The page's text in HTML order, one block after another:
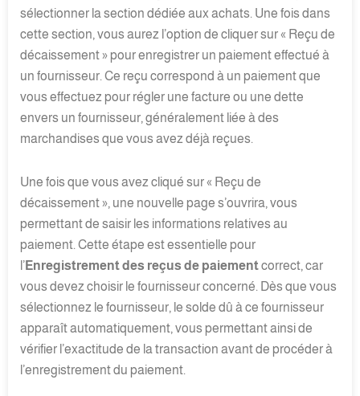
sélectionner la section dédiée aux achats. Une fois dans
cette section, vous aurez l’option de cliquer sur « Reçu de
décaissement » pour enregistrer un paiement effectué à
un fournisseur. Ce reçu correspond à un paiement que
vous effectuez pour régler une facture ou une dette
envers un fournisseur, généralement liée à des
marchandises que vous avez déjà reçues.
Une fois que vous avez cliqué sur « Reçu de
décaissement », une nouvelle page s’ouvrira, vous
permettant de saisir les informations relatives au
paiement. Cette étape est essentielle pour
l’Enregistrement des reçus de paiementcorrect, car
vous devez choisir le fournisseur concerné. Dès que vous
sélectionnez le fournisseur, le solde dû à ce fournisseur
apparaît automatiquement, vous permettant ainsi de
vérifier l’exactitude de la transaction avant de procéder à
l’enregistrement du paiement.